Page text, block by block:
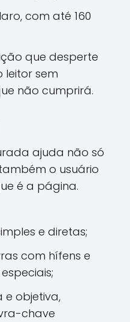
com até 160
que desperte
leitor sem
não cumprirá.
ajuda não só
o usuário
é a página.
e diretas;
com hífens e
e objetiva,
chave